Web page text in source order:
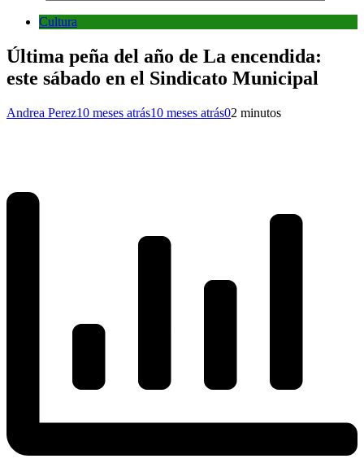
Cultura
Última peña del año de La encendida:
este sábado en el Sindicato Municipal
Andrea Perez10 meses atrás10 meses atrás02 minutos